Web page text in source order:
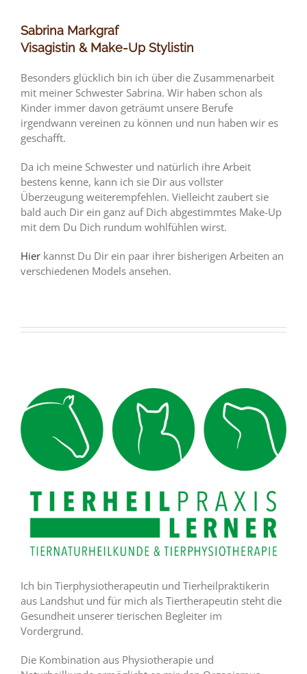
Sabrina Markgraf
Visagistin & Make-Up Stylistin
Besonders glücklich bin ich über die Zusammenarbeit
mit meiner Schwester Sabrina. Wir haben schon als
Kinder immer davon geträumt unsere Berufe
irgendwann vereinen zu können und nun haben wir es
geschafft.
Da ich meine Schwester und natürlich ihre Arbeit
bestens kenne, kann ich sie Dir aus vollster
Überzeugung weiterempfehlen. Vielleicht zaubert sie
bald auch Dir ein ganz auf Dich abgestimmtes Make-Up
mit dem Du Dich rundum wohlfühlen wirst.
Hier kannst Du Dir ein paar ihrer bisherigen Arbeiten an
verschiedenen Models ansehen.
Ich bin Tierphysiotherapeutin und Tierheilpraktikerin
aus Landshut und für mich als Tiertherapeutin steht die
Gesundheit unserer tierischen Begleiter im
Vordergrund.
Die Kombination aus Physiotherapie und